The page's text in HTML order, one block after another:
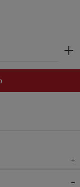
Wert ein
+
+